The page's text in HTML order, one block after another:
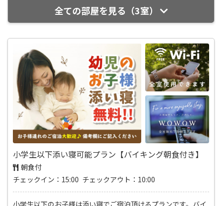
全ての部屋を見る（3室）
小学生以下添い寝可能プラン【バイキング朝食付き】
朝食付
チェックイン：15:00 チェックアウト：10:00
小学生以下のお子様は添い寝でご宿泊頂けるプランです。バイ